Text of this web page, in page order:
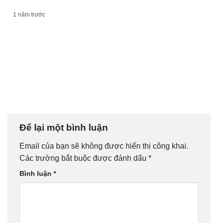
1 năm trước
Để lại một bình luận
Email của bạn sẽ không được hiển thị công khai.
Các trường bắt buộc được đánh dấu *
Bình luận *